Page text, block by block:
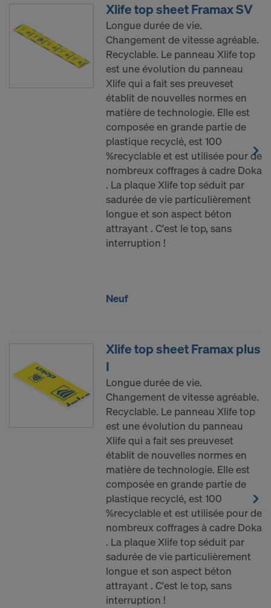
Xlife top sheet Framax SV
Longue durée de vie.
Changement de vitesse agréable.
Recyclable. Le panneau Xlife top
est une évolution du panneau
Xlife qui a fait ses preuveset
établit de nouvelles normes en
matière de technologie. Elle est
composée en grande partie de
plastique recyclé, est 100
%recyclable et est utilisée pour de
nombreux coffrages à cadre Doka
. La plaque Xlife top séduit par
sadurée de vie particulièrement
longue et son aspect béton
attrayant . C'est le top, sans
interruption !
Neuf
Xlife top sheet Framax plus
I
Longue durée de vie.
Changement de vitesse agréable.
Recyclable. Le panneau Xlife top
est une évolution du panneau
Xlife qui a fait ses preuveset
établit de nouvelles normes en
matière de technologie. Elle est
composée en grande partie de
plastique recyclé, est 100
%recyclable et est utilisée pour de
nombreux coffrages à cadre Doka
. La plaque Xlife top séduit par
sadurée de vie particulièrement
longue et son aspect béton
attrayant . C'est le top, sans
interruption !